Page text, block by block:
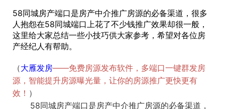
58同城房产端口是房产中介推广房源的必备渠道，很多
人抱怨在58同城端口上花了不少钱推广效果却很一般，
这里给大家总结一些小技巧供大家参考，希望对各位房
产经纪人有帮助。
（大雁发房——免费房源发布软件，多端口一键群发房
源，智能提升房源曝光量，让你的房源推广更快更有
效！ ）
58同城房产端口是房产中介推广房源的必备渠道，